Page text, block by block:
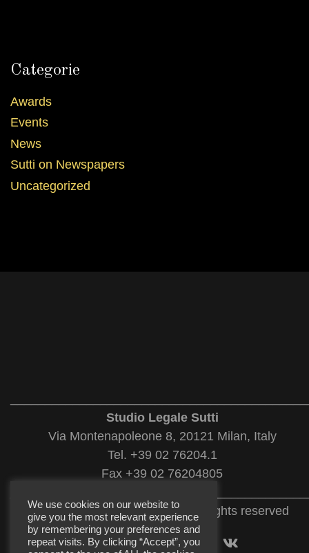
Categorie
Awards
Events
News
Sutti on Newspapers
Uncategorized
Studio Legale Sutti
Via Montenapoleone 8, 20121 Milan, Italy
Tel. +39 02 76204.1
Fax +39 02 76204805
© 2022 Studio Legale Sutti. All rights reserved
We use cookies on our website to
give you the most relevant experience
by remembering your preferences and
repeat visits. By clicking “Accept”, you